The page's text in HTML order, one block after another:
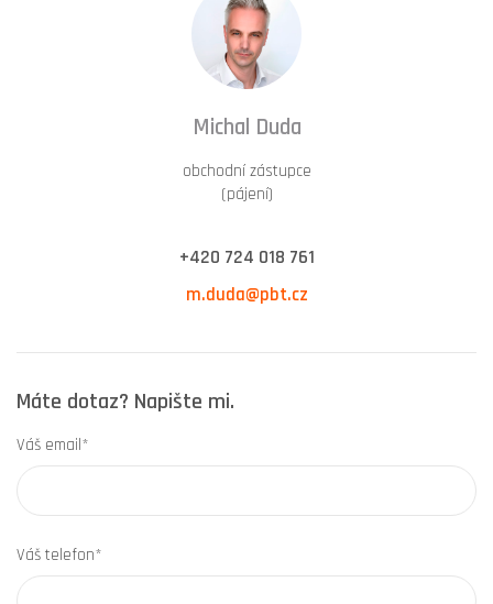
Michal Duda
obchodní zástupce
(pájení)
+420 724 018 761
m.duda@pbt.cz
Máte dotaz? Napište mi.
Váš email*
Váš telefon*